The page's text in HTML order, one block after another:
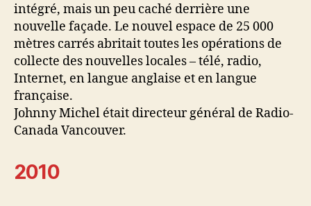
intégré, mais un peu caché derrière une
nouvelle façade. Le nouvel espace de 25 000
mètres carrés abritait toutes les opérations de
collecte des nouvelles locales – télé, radio,
Internet, en langue anglaise et en langue
française.
Johnny Michel était directeur général de Radio-
Canada Vancouver.
2010